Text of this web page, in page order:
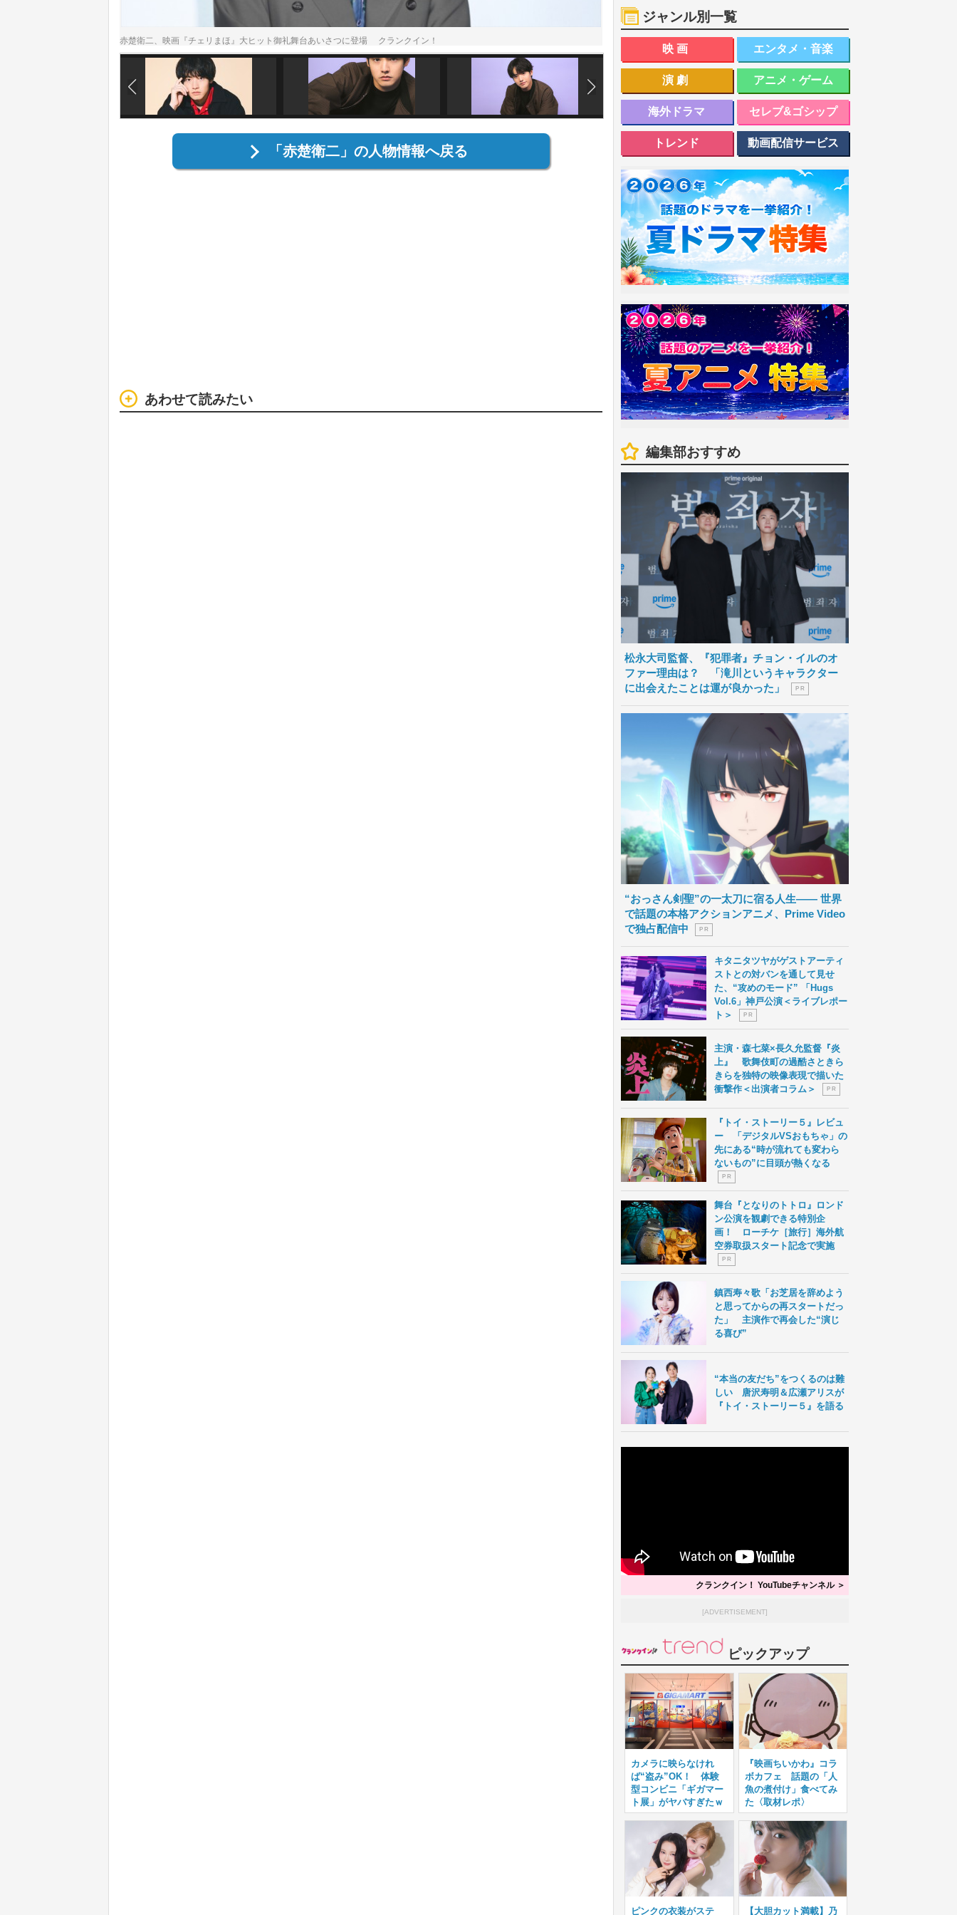
赤楚衛二、映画『チェリまほ』大ヒット御礼舞台あいさつに登場 クランクイン！
「赤楚衛二」の人物情報へ戻る
あわせて読みたい
ジャンル別一覧
映画 エンタメ・音楽
演劇 アニメ・ゲーム
海外ドラマ セレブ&ゴシップ
トレンド 動画配信サービス
編集部おすすめ
松永大司監督、『犯罪者』チョン・イルのオ
ファー理由は？ 「滝川というキャラクター
に出会えたことは運が良かった」
P R
“おっさん剣聖”の一太刀に宿る人生―― 世界
で話題の本格アクションアニメ、Prime Video
で独占配信中
P R
キタニタツヤがゲストアーティ
ストとの対バンを通して見せ
た、“攻めのモード” 「Hugs
Vol.6」神戸公演＜ライブレポー
ト＞
P R
主演・森七菜×長久允監督『炎
上』 歌舞伎町の過酷さときら
きらを独特の映像表現で描いた
衝撃作＜出演者コラム＞
P R
『トイ・ストーリー５』レビュ
ー 「デジタルVSおもちゃ」の
先にある“時が流れても変わら
ないもの”に目頭が熱くなる
P R
舞台『となりのトトロ』ロンド
ン公演を観劇できる特別企
画！ ローチケ［旅行］海外航
空券取扱スタート記念で実施
P R
鎮西寿々歌「お芝居を辞めよう
と思ってからの再スタートだっ
た」 主演作で再会した“演じ
る喜び”
“本当の友だち”をつくるのは難
しい 唐沢寿明＆広瀬アリスが
『トイ・ストーリー５』を語る
クランクイン！ YouTubeチャンネル ＞
[ADVERTISEMENT]
ピックアップ
カメラに映らなけれ
ば“盗み”OK！ 体験
型コンビニ「ギガマー
ト展」がヤバすぎたｗ
『映画ちいかわ』コラ
ボカフェ 話題の「人
魚の煮付け」食べてみ
た〈取材レポ〉
ピンクの衣装がステ 【大胆カット満載】乃